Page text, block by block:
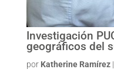
Investigación
geográficos del
por Katherine Ramírez|